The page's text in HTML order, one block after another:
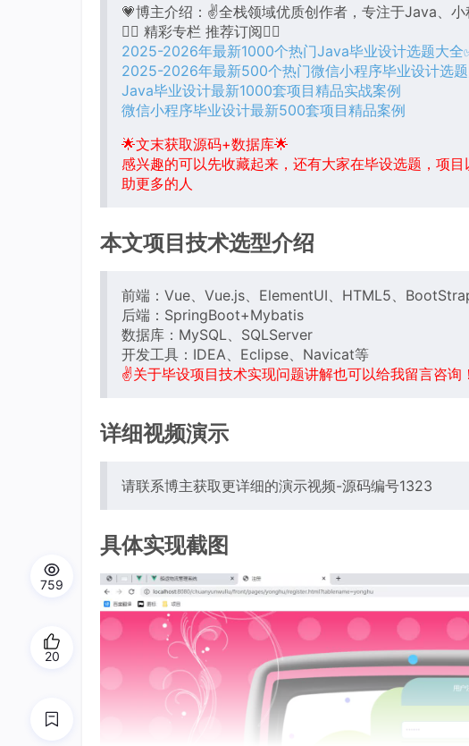
💗博主介绍：✌全栈领域优质创作者，专注于Java、
👇🏻 精彩专栏 推荐订阅👇🏻
2025-2026年最新1000个热门Java毕业设计选题大全
2025-2026年最新500个热门微信小程序毕业设计选题
Java毕业设计最新1000套项目精品实战案例
微信小程序毕业设计最新500套项目精品案例
🌟文末获取源码+数据库🌟
感兴趣的可以先收藏起来，还有大家在毕设选题，项
助更多的人
本文项目技术选型介绍
前端：Vue、Vue.js、ElementUI、HTML5、
后端：SpringBoot+Mybatis
数据库：MySQL、SQLServer
开发工具：IDEA、Eclipse、Navicat等
✌关于毕设项目技术实现问题讲解也可以给我留言咨询
详细视频演示
请联系博主获取更详细的演示视频-源码编号1323
具体实现截图
759
20